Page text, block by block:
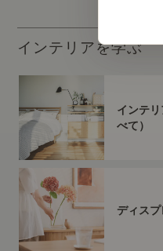
インテリアを学ぶ
インテ
べて）
ディス